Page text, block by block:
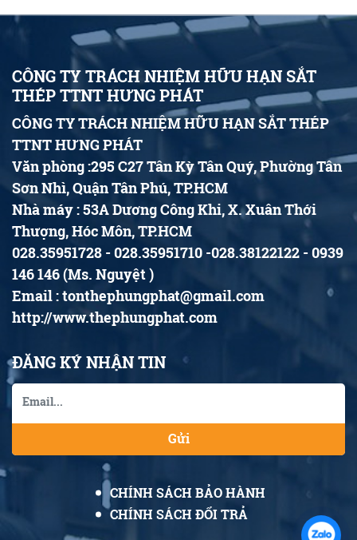
CÔNG TY TRÁCH NHIỆM HỮU HẠN SẮT
THÉP TTNT HƯNG PHÁT
CÔNG TY TRÁCH NHIỆM HỮU HẠN SẮT THÉP
TTNT HƯNG PHÁT
Văn phòng :295 C27 Tân Kỳ Tân Quý, Phường Tân
Sơn Nhì, Quận Tân Phú, TP.HCM
Nhà máy : 53A Dương Công Khi, X. Xuân Thới
Thượng, Hóc Môn, TP.HCM
028.35951728 - 028.35951710 -028.38122122 - 0939
146 146 (Ms. Nguyệt )
Email : tonthephungphat@gmail.com
http://www.thephungphat.com
ĐĂNG KÝ NHẬN TIN
Gửi
CHÍNH SÁCH BẢO HÀNH
CHÍNH SÁCH ĐỔI TRẢ